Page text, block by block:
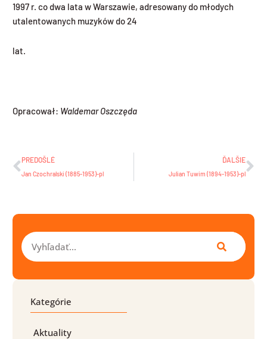
1997 r. co dwa lata w Warszawie, adresowany do młodych
utalentowanych muzyków do 24
lat.
Opracował: Waldemar Oszczęda
PREDOŠLÉ
Jan Czochralski (1885-1953)-pl
ĎALŠIE
Julian Tuwim (1894-1953)-pl
Vyhľadať
Kategórie
Aktuality